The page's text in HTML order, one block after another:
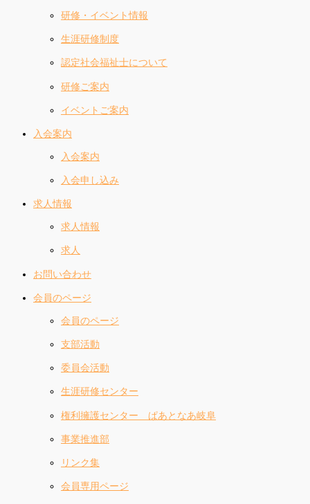
研修・イベント情報
生涯研修制度
認定社会福祉士について
研修ご案内
イベントご案内
入会案内
入会案内
入会申し込み
求人情報
求人情報
求人
お問い合わせ
会員のページ
会員のページ
支部活動
委員会活動
生涯研修センター
権利擁護センター ぱあとなあ岐阜
事業推進部
リンク集
会員専用ページ